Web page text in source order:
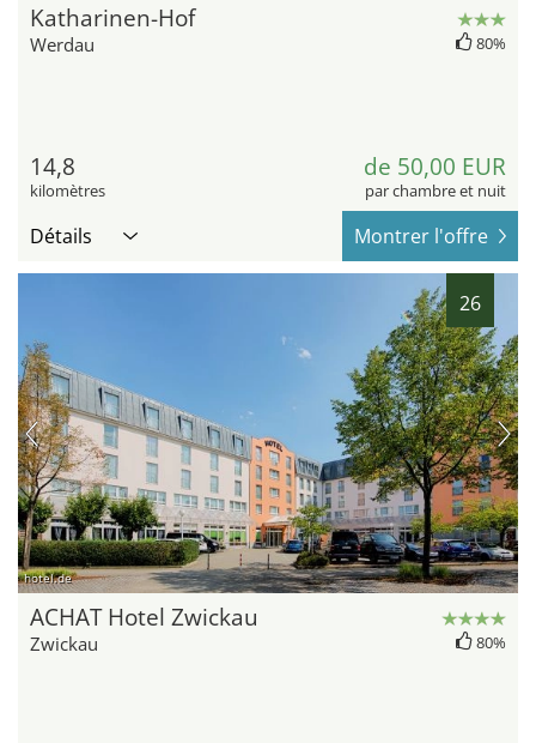
Katharinen-Hof
Werdau 80%
14,8
kilomètres
de 50,00 EUR
par chambre et nuit
Détails Montrer l'offre
26
hotel.de
ACHAT Hotel Zwickau
Zwickau 80%